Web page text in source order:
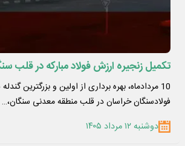
تکمیل زنجیره ارزش فولاد مبارکه در قلب
10 مردادماه، بهره برداری از اولین و بزرگترین
فولادسنگان خراسان در قلب منطقه معدنی سنگان،…
دوشنبه ۱۲ مرداد ۱۴۰۵